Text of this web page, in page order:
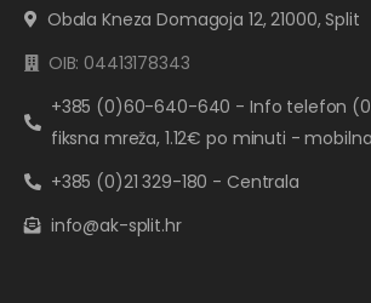
Obala Kneza Domagoja 12, 21000, Split
OIB: 04413178343
+385 (0)60-640-640 - Info telefon
fiksna mreža, 1.12€ po minuti -
+385 (0)21 329-180 - Centrala
info@ak-split.hr